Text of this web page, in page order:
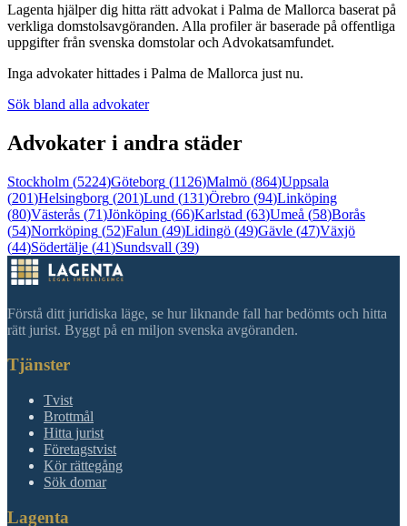
Lagenta hjälper dig hitta rätt advokat i Palma de Mallorca baserat på
verkliga domstolsavgöranden. Alla profiler är baserade på offentliga
uppgifter från svenska domstolar och Advokatsamfundet.
Inga advokater hittades i Palma de Mallorca just nu.
Sök bland alla advokater
Advokater i andra städer
Stockholm (5224)Göteborg (1126)Malmö (864)Uppsala
(201)Helsingborg (201)Lund (131)Örebro (94)Linköping
(80)Västerås (71)Jönköping (66)Karlstad (63)Umeå (58)Borås
(54)Norrköping (52)Falun (49)Lidingö (49)Gävle (47)Växjö
(44)Södertälje (41)Sundsvall (39)
Förstå ditt juridiska läge, se hur liknande fall har bedömts och hitta
rätt jurist. Byggt på en miljon svenska avgöranden.
Tjänster
Tvist
Brottmål
Hitta jurist
Företagstvist
Kör rättegång
Sök domar
Lagenta